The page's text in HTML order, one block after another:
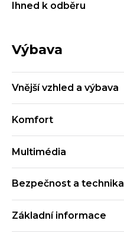
Ihned k odběru
Výbava
Vnější vzhled a výbava
Komfort
Multimédia
Bezpečnost a technika
Základní informace